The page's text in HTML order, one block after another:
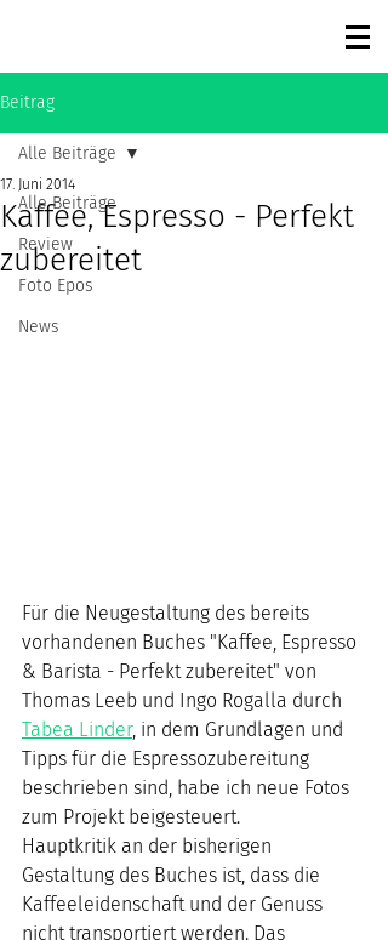
Beitrag
Alle Beiträge
Review
Foto Epos
News
Alle Beiträge
Kaffee, Espresso - Perfekt
zubereitet
17. Juni 2014
Für die Neugestaltung des bereits
vorhandenen Buches "Kaffee, Espresso
& Barista - Perfekt zubereitet" von
Thomas Leeb und Ingo Rogalla durch
Tabea Linder, in dem Grundlagen und
Tipps für die Espressozubereitung
beschrieben sind, habe ich neue Fotos
zum Projekt beigesteuert.
Hauptkritik an der bisherigen
Gestaltung des Buches ist, dass die
Kaffeeleidenschaft und der Genuss
nicht transportiert werden. Das